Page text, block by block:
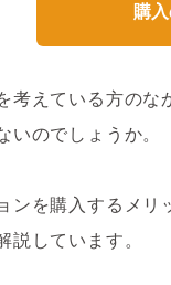
購
考えている方の
いのでしょうか。
ンを購入するメ
説しています。